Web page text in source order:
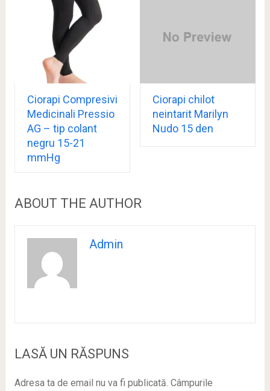
Ciorapi Compresivi
Medicinali Pressio
AG – tip colant
negru 15-21
mmHg
Ciorapi chilot
neintarit Marilyn
Nudo 15 den
ABOUT THE AUTHOR
Admin
LASĂ UN RĂSPUNS
Adresa ta de email nu va fi publicată. Câmpurile